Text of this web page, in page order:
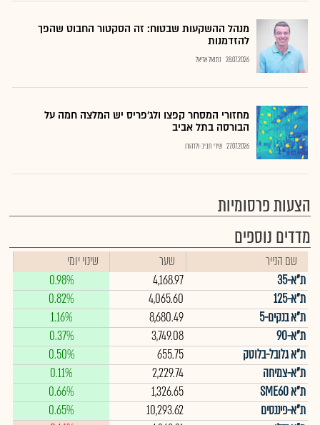
מנהל ההשקעות שבטוח: זה הסקטור החבוט שהפך
להזדמנות
28.07.2026 נתנאל אריאל
מחזורי המסחר קפצו ולג'פריס יש המלצה חמה על
הבורסה בתל אביב
27.07.2026 שירי חביב-ולדהורן
הצעות פרסומיות
מדדים נוספים
שם הנייר שער
שינוי יומי
ת"א-35
4,168.97
0.98%
ת"א-125
4,065.60
0.82%
ת"א בנקים-5
8,680.49
1.16%
ת"א-90
3,749.08
0.37%
ת"א גלובל-בלוטק
655.75
0.50%
ת"א-צמיחה
2,229.74
0.11%
ת"א SME60
1,326.65
0.66%
ת"א-פיננסים
10,293.62
0.65%